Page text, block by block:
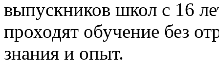
выпускников школ с 16
проходят обучение без
знания и опыт.